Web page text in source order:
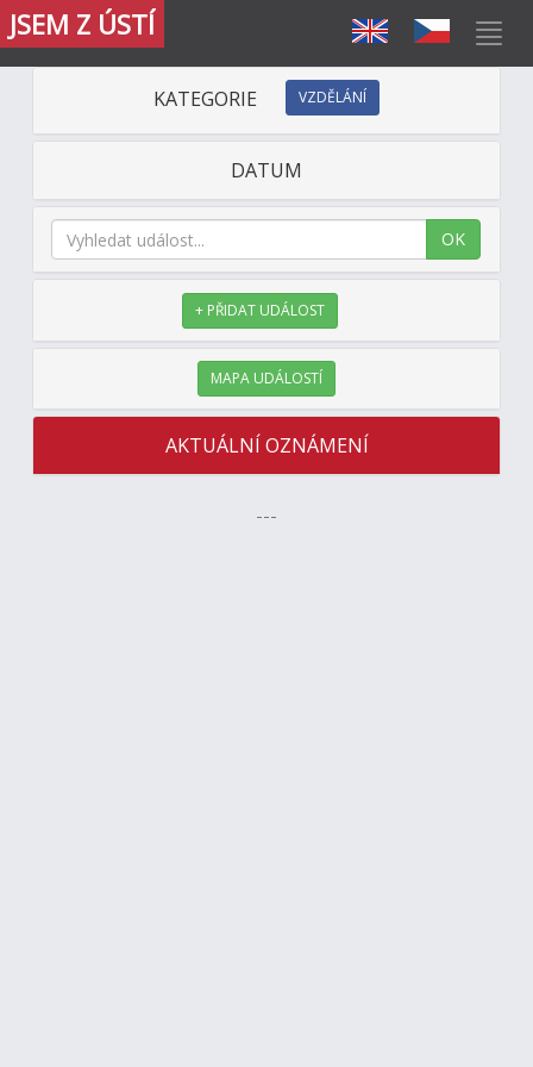
JSEM Z ÚSTÍ
KATEGORIE VZDĚLÁNÍ
DATUM
OK
+ PŘIDAT UDÁLOST
MAPA UDÁLOSTÍ
AKTUÁLNÍ OZNÁMENÍ
---